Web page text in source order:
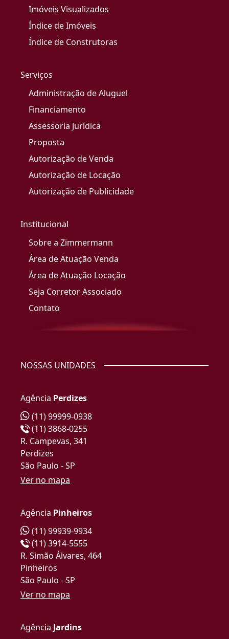
Imóveis Visualizados
Índice de Imóveis
Índice de Construtoras
Serviços
Administração de Aluguel
Financiamento
Assessoria Jurídica
Proposta
Autorização de Venda
Autorização de Locação
Autorização de Publicidade
Institucional
Sobre a Zimmermann
Área de Atuação Venda
Área de Atuação Locação
Seja Corretor Associado
Contato
NOSSAS UNIDADES
Agência Perdizes
(11) 99999-0938
(11) 3868-0255
R. Campevas, 341
Perdizes
São Paulo - SP
Ver no mapa
Agência Pinheiros
(11) 99939-9934
(11) 3914-5555
R. Simão Álvares, 464
Pinheiros
São Paulo - SP
Ver no mapa
Agência Jardins